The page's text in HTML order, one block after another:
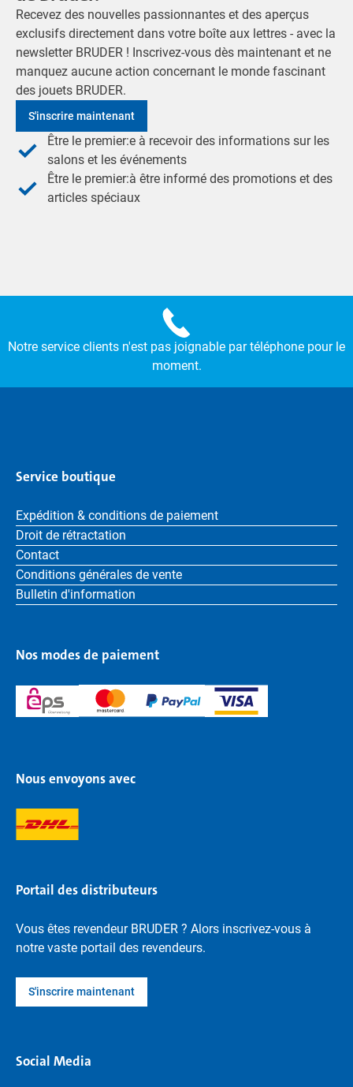
Recevez des nouvelles passionnantes et des aperçus
exclusifs directement dans votre boîte aux lettres - avec la
newsletter BRUDER ! Inscrivez-vous dès maintenant et ne
manquez aucune action concernant le monde fascinant
des jouets BRUDER.
S'inscrire maintenant
Être le premier:e à recevoir des informations sur les
salons et les événements
Être le premier:à être informé des promotions et des
articles spéciaux
Notre service clients n'est pas joignable par téléphone pour le
moment.
Service boutique
Expédition & conditions de paiement
Droit de rétractation
Contact
Conditions générales de vente
Bulletin d'information
Nos modes de paiement
Nous envoyons avec
Portail des distributeurs
Vous êtes revendeur BRUDER ? Alors inscrivez-vous à
notre vaste portail des revendeurs.
S'inscrire maintenant
Social Media